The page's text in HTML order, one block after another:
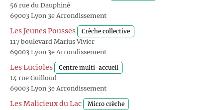
56 rue du Dauphiné
69003 Lyon 3e Arrondissement
Les Jeunes Pousses Crèche collective
117 boulevard Marius Vivier
69003 Lyon 3e Arrondissement
Les Lucioles Centre multi-accueil
14 rue Guilloud
69003 Lyon 3e Arrondissement
Les Malicieux du Lac Micro crèche